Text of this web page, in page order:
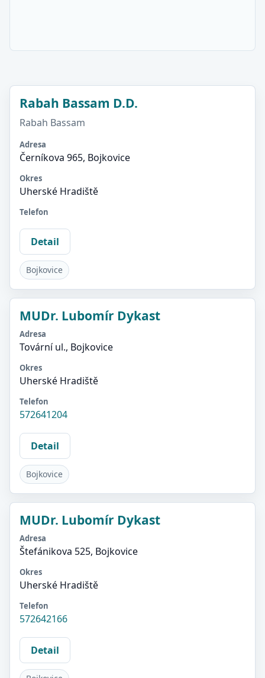
Rabah Bassam D.D.
Rabah Bassam
Adresa
Černíkova 965, Bojkovice
Okres
Uherské Hradiště
Telefon
Detail
Bojkovice
MUDr. Lubomír Dykast
Adresa
Tovární ul., Bojkovice
Okres
Uherské Hradiště
Telefon
572641204
Detail
Bojkovice
MUDr. Lubomír Dykast
Adresa
Štefánikova 525, Bojkovice
Okres
Uherské Hradiště
Telefon
572642166
Detail